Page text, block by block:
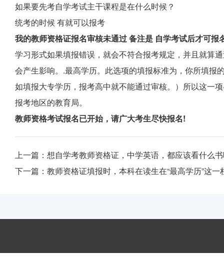
如果要先考自学考试主干课程是在什么时候？
统考的时候 有就可以报考
我的教师资格证报名审核未通过 备注是 自学考试后才可报
学习形式如果填报错误，就会不符合报考规定，并且就算
会产生影响。.最高学历。此选项的填报标准为，你所填报
如填报大专学历，报考高中就不能通过审核。）所以这一
报考地区的教育局。
教师资格考试报名已开始，请广大考生尽快报名!
上一篇： 想自学考教师资格证，中学英语，都应该看什么
下一篇： 教师资格证填报时，本科在读生在“最高学历”这